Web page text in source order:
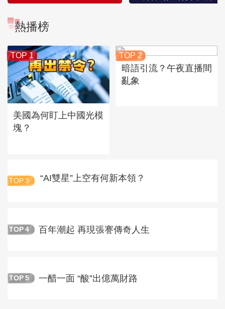
熱播榜
TOP 1
美國為何盯上中國光模
塊？
TOP 2
暗語引流？午夜直播間
亂象
TOP 3 “AI雙星”上空有何新本領？
TOP 4 百年潮起 再現張謇傳奇人生
TOP 5 一醋一面 “酸”出億萬財路